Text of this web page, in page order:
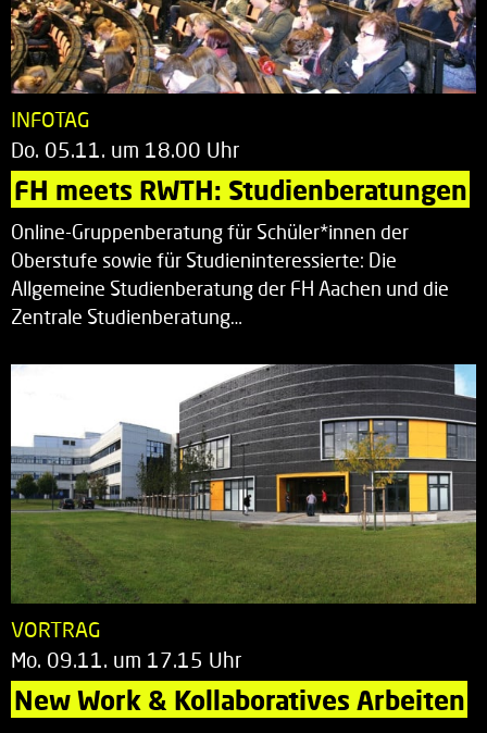
INFOTAG
Do. 05.11. um 18.00 Uhr
FH meets RWTH: Studienberatungen
Online-Gruppenberatung für Schüler*innen der
Oberstufe sowie für Studieninteressierte: Die
Allgemeine Studienberatung der FH Aachen und die
Zentrale Studienberatung…
VORTRAG
Mo. 09.11. um 17.15 Uhr
New Work & Kollaboratives Arbeiten